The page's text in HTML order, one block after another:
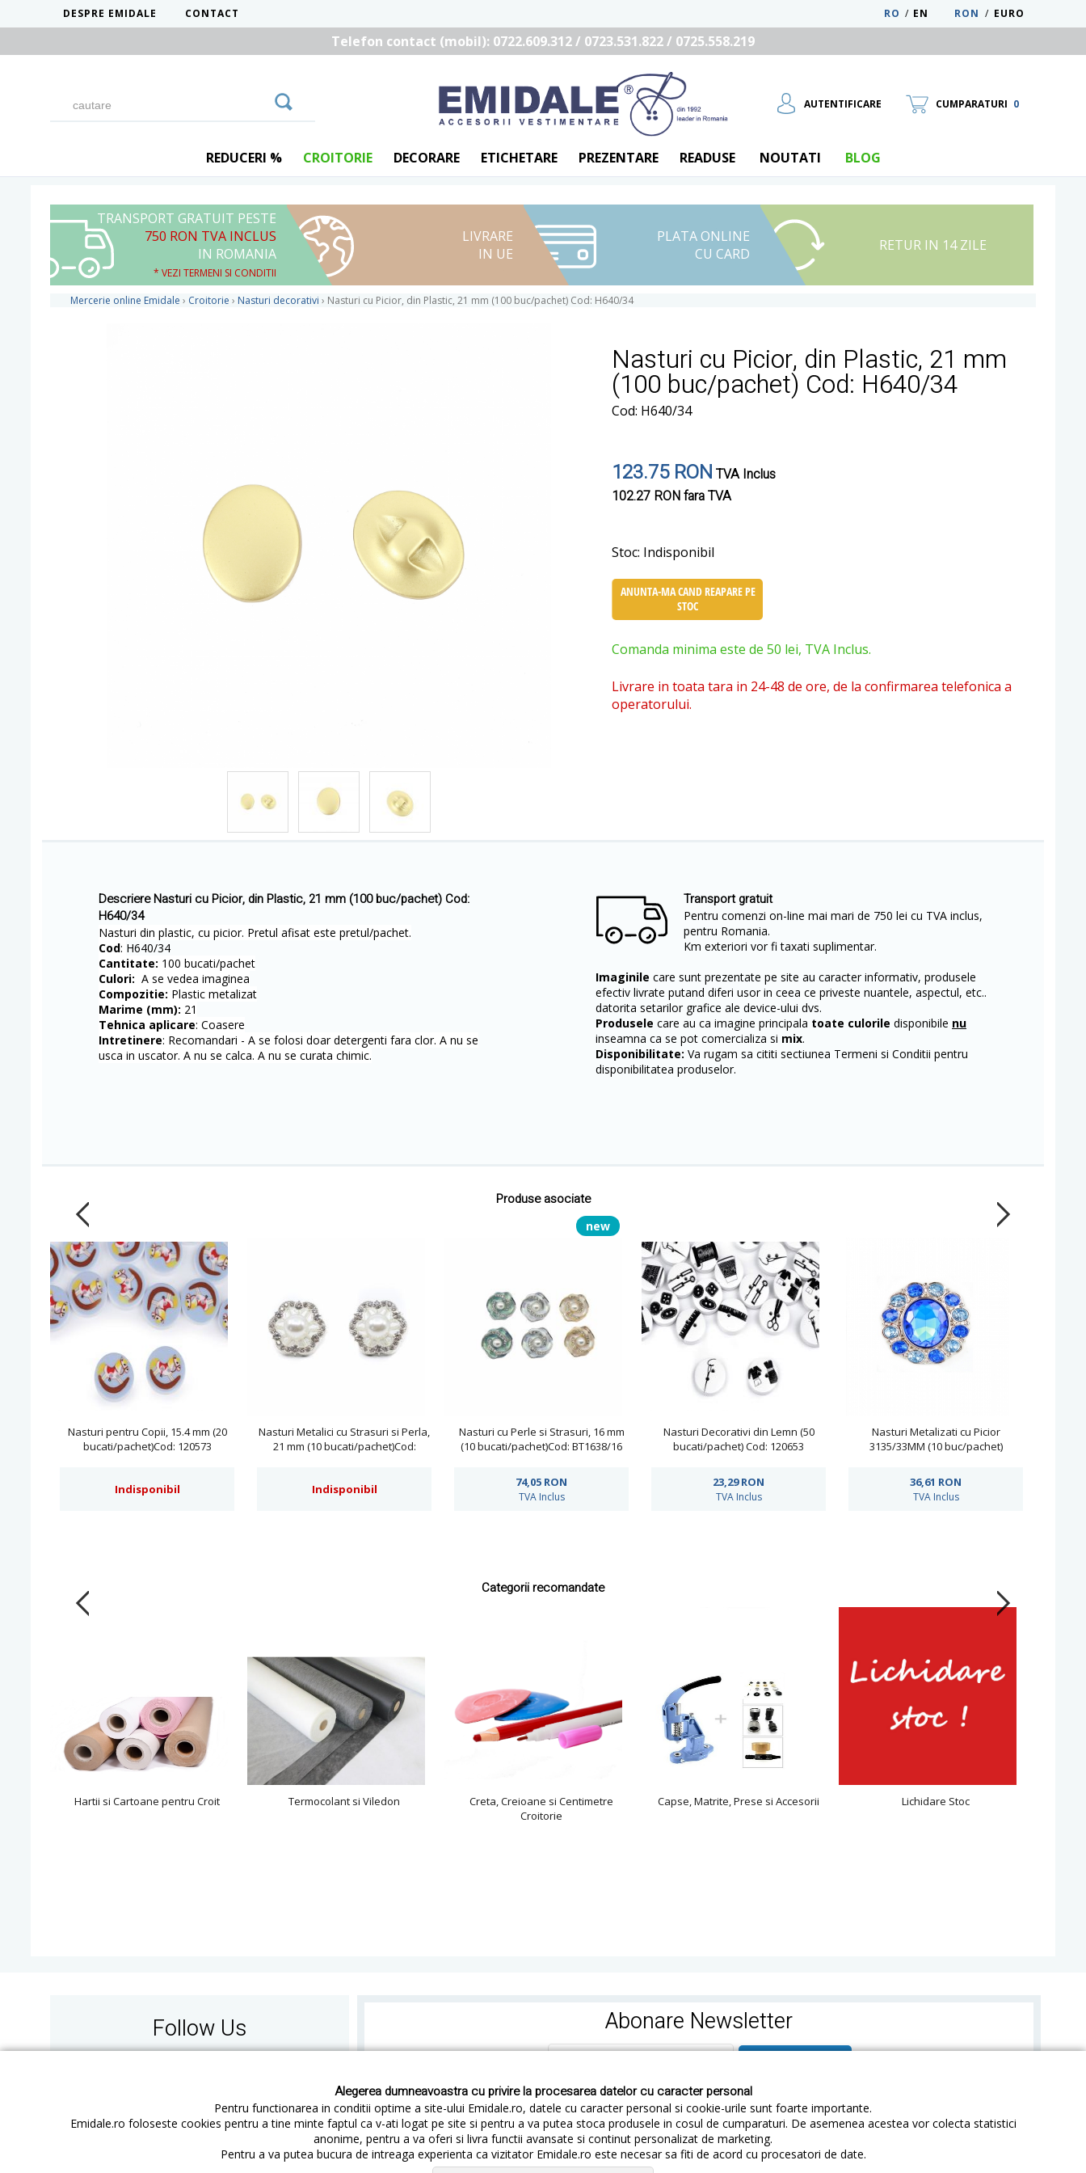
Alegerea dumneavoastra cu privire la procesarea datelor cu caracter personal
Pentru functionarea in conditii optime a site-ului Emidale.ro, datele cu caracter personal si cookie-urile sunt foarte importante.
Emidale.ro foloseste cookies pentru a tine minte faptul ca v-ati logat pe site si pentru a va putea stoca produsele in cosul de cumparaturi. De asemenea acestea vor colecta statistici
anonime, pentru a va oferi si livra functii avansate si continut personalizat de marketing.
Pentru a va putea bucura de intreaga experienta ca vizitator Emidale.ro este necesar sa fiti de acord cu procesatori de date.
DESPRE EMIDALE CONTACT RON / EURO
EN
/
RO
Telefon contact (mobil): 0722.609.312 / 0723.531.822 / 0725.558.219
AUTENTIFICARE
UTILIZATOR NOU
RECUPEREAZA PAROLA
CUMPARATURI 0
REDUCERI % CROITORIE DECORARE ETICHETARE PREZENTARE READUSE NOUTATI BLOG
TRANSPORT GRATUIT PESTE
750 RON TVA INCLUS
IN ROMANIA
* VEZI TERMENI SI CONDITII
LIVRARE
IN UE
PLATA ONLINE
CU CARD
RETUR IN 14 ZILE
Mercerie online Emidale › Croitorie › Nasturi decorativi › Nasturi cu Picior, din Plastic, 21 mm (100 buc/pachet) Cod: H640/34
Nasturi cu Picior, din Plastic, 21 mm
(100 buc/pachet) Cod: H640/34
Cod: H640/34
123.75 RON TVA Inclus
102.27 RONfara TVA
Stoc: Indisponibil
ANUNTA-MA CAND REAPARE PE
STOC
Comanda minima este de 50 lei, TVA Inclus.
Livrare in toata tara in 24-48 de ore, de la confirmarea telefonica a
operatorului.
Descriere Nasturi cu Picior, din Plastic, 21 mm (100 buc/pachet) Cod:
H640/34
Nasturi din plastic, cu picior. Pretul afisat este pretul/pachet.
Cod: H640/34
Cantitate: 100 bucati/pachet
Culori: A se vedea imaginea
Compozitie: Plastic metalizat
Marime (mm): 21
Tehnica aplicare: Coasere
Intretinere: Recomandari - A se folosi doar detergenti fara clor. A nu se
usca in uscator. A nu se calca. A nu se curata chimic.
Transport gratuit
Pentru comenzi on-line mai mari de 750 lei cu TVA inclus,
pentru Romania.
Km exteriori vor fi taxati suplimentar.
Imaginile care sunt prezentate pe site au caracter informativ, produsele
efectiv livrate putand diferi usor in ceea ce priveste nuantele, aspectul, etc..
datorita setarilor grafice ale device-ului dvs.
Produsele care au ca imagine principala toate culorile disponibile nu
inseamna ca se pot comercializa si mix.
Disponibilitate: Va rugam sa cititi sectiunea Termeni si Conditii pentru
disponibilitatea produselor.
Produse asociate
Nasturi pentru Copii, 15.4 mm (20
bucati/pachet)Cod: 120573
Indisponibil
Nasturi Metalici cu Strasuri si Perla,
21 mm (10 bucati/pachet)Cod:
Indisponibil
new
Nasturi cu Perle si Strasuri, 16 mm
(10 bucati/pachet)Cod: BT1638/16
74,05 RON
TVA Inclus
Nasturi Decorativi din Lemn (50
bucati/pachet) Cod: 120653
23,29RON
TVA Inclus
Nasturi Metalizati cu Picior
3135/33MM (10 buc/pachet)
36,61 RON
TVA Inclus
Categorii recomandate
Hartii si Cartoane pentru Croit Termocolant si Viledon
Creta, Creioane si Centimetre
Croitorie
Capse, Matrite, Prese si Accesorii Lichidare Stoc
Follow Us Abonare Newsletter
Cum cumperi Cum platesc Cum livram Cum returnezi Termeni si Conditii Confidentialitate Sitemap